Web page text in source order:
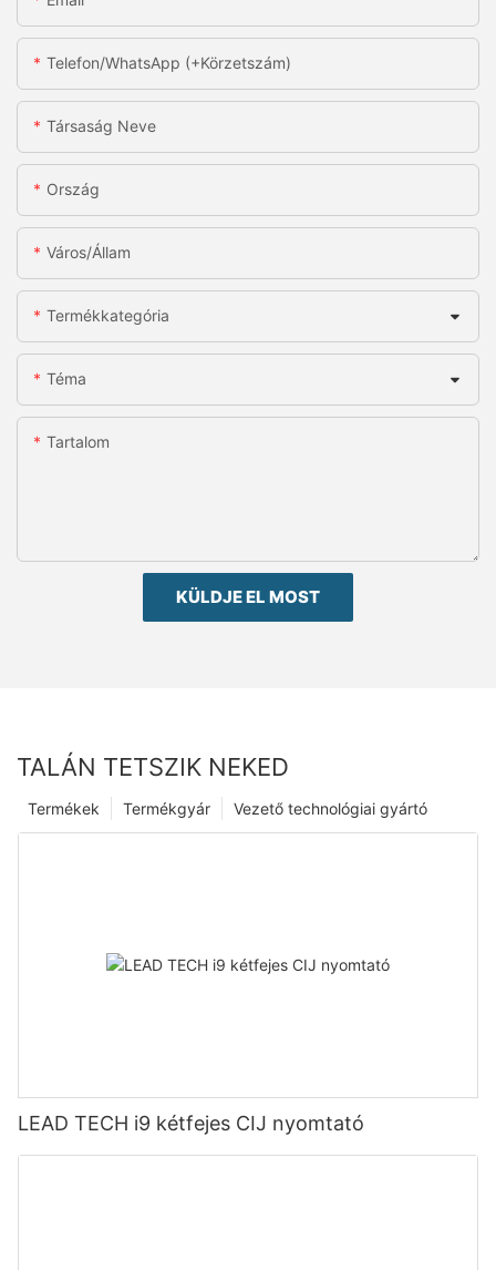
Telefon/WhatsApp (+körzetszám)
Társaság Neve
Ország
Város/állam
Termékkategória
Téma
Tartalom
KÜLDJE EL MOST
TALÁN TETSZIK NEKED
Vezető technológiai gyártó
Termékgyár
Termékek
LEAD TECH i9 kétfejes CIJ nyomtató